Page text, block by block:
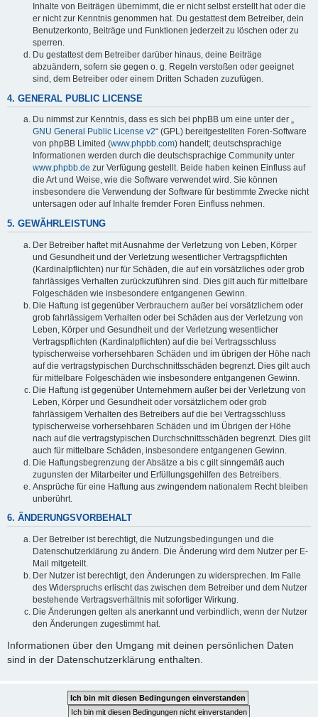
Inhalte von Beiträgen übernimmt, die er nicht selbst erstellt hat oder die
er nicht zur Kenntnis genommen hat. Du gestattest dem Betreiber, dein
Benutzerkonto, Beiträge und Funktionen jederzeit zu löschen oder zu
sperren.
Du gestattest dem Betreiber darüber hinaus, deine Beiträge
abzuändern, sofern sie gegen o. g. Regeln verstoßen oder geeignet
sind, dem Betreiber oder einem Dritten Schaden zuzufügen.
4. GENERAL PUBLIC LICENSE
Du nimmst zur Kenntnis, dass es sich bei phpBB um eine unter der „
GNU General Public License v2“ (GPL) bereitgestellten Foren-Software
von phpBB Limited (www.phpbb.com) handelt; deutschsprachige
Informationen werden durch die deutschsprachige Community unter
www.phpbb.de zur Verfügung gestellt. Beide haben keinen Einfluss auf
die Art und Weise, wie die Software verwendet wird. Sie können
insbesondere die Verwendung der Software für bestimmte Zwecke nicht
untersagen oder auf Inhalte fremder Foren Einfluss nehmen.
5. GEWÄHRLEISTUNG
Der Betreiber haftet mit Ausnahme der Verletzung von Leben, Körper
und Gesundheit und der Verletzung wesentlicher Vertragspflichten
(Kardinalpflichten) nur für Schäden, die auf ein vorsätzliches oder grob
fahrlässiges Verhalten zurückzuführen sind. Dies gilt auch für mittelbare
Folgeschäden wie insbesondere entgangenen Gewinn.
Die Haftung ist gegenüber Verbrauchern außer bei vorsätzlichem oder
grob fahrlässigem Verhalten oder bei Schäden aus der Verletzung von
Leben, Körper und Gesundheit und der Verletzung wesentlicher
Vertragspflichten (Kardinalpflichten) auf die bei Vertragsschluss
typischerweise vorhersehbaren Schäden und im übrigen der Höhe nach
auf die vertragstypischen Durchschnittsschäden begrenzt. Dies gilt auch
für mittelbare Folgeschäden wie insbesondere entgangenen Gewinn.
Die Haftung ist gegenüber Unternehmern außer bei der Verletzung von
Leben, Körper und Gesundheit oder vorsätzlichem oder grob
fahrlässigem Verhalten des Betreibers auf die bei Vertragsschluss
typischerweise vorhersehbaren Schäden und im Übrigen der Höhe
nach auf die vertragstypischen Durchschnittsschäden begrenzt. Dies gilt
auch für mittelbare Schäden, insbesondere entgangenen Gewinn.
Die Haftungsbegrenzung der Absätze a bis c gilt sinngemäß auch
zugunsten der Mitarbeiter und Erfüllungsgehilfen des Betreibers.
Ansprüche für eine Haftung aus zwingendem nationalem Recht bleiben
unberührt.
6. ÄNDERUNGSVORBEHALT
Der Betreiber ist berechtigt, die Nutzungsbedingungen und die
Datenschutzerklärung zu ändern. Die Änderung wird dem Nutzer per E-
Mail mitgeteilt.
Der Nutzer ist berechtigt, den Änderungen zu widersprechen. Im Falle
des Widerspruchs erlischt das zwischen dem Betreiber und dem Nutzer
bestehende Vertragsverhältnis mit sofortiger Wirkung.
Die Änderungen gelten als anerkannt und verbindlich, wenn der Nutzer
den Änderungen zugestimmt hat.
Informationen über den Umgang mit deinen persönlichen Daten
sind in der Datenschutzerklärung enthalten.